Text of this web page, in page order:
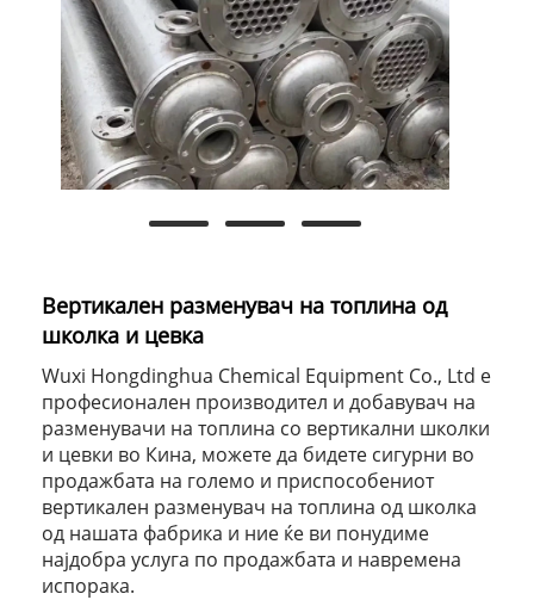
Вертикален разменувач на топлина од
школка и цевка
Wuxi Hongdinghua Chemical Equipment Co., Ltd е
професионален производител и добавувач на
разменувачи на топлина со вертикални школки
и цевки во Кина, можете да бидете сигурни во
продажбата на големо и приспособениот
вертикален разменувач на топлина од школка
од нашата фабрика и ние ќе ви понудиме
најдобра услуга по продажбата и навремена
испорака.